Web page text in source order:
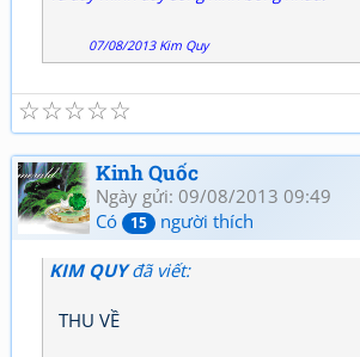
07/08/2013 Kim Quy
☆
☆
☆
☆
☆
Kinh Quốc
Ngày gửi: 09/08/2013 09:49
Có
15 người thích
KIM QUYđã viết:
THU VỀ